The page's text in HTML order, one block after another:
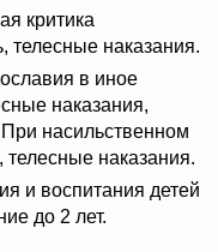
критика
телесные наказания.
в иное
наказания,
насильственном
наказания.
и воспитания детей
до 2 лет.